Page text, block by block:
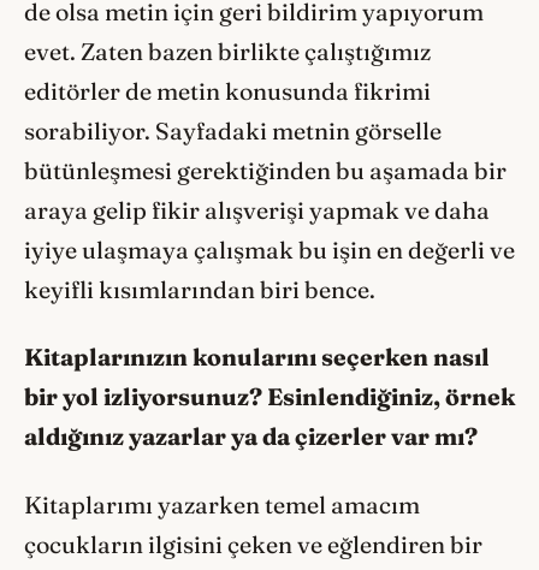
de olsa metin için geri bildirim yapıyorum
evet. Zaten bazen birlikte çalıştığımız
editörler de metin konusunda fikrimi
sorabiliyor. Sayfadaki metnin görselle
bütünleşmesi gerektiğinden bu aşamada bir
araya gelip fikir alışverişi yapmak ve daha
iyiye ulaşmaya çalışmak bu işin en değerli ve
keyifli kısımlarından biri bence.
Kitaplarınızın konularını seçerken nasıl
bir yol izliyorsunuz? Esinlendiğiniz,örnek
aldığınız yazarlar ya da çizerler var mı?
Kitaplarımı yazarken temel amacım
çocukların ilgisini çeken ve eğlendiren bir